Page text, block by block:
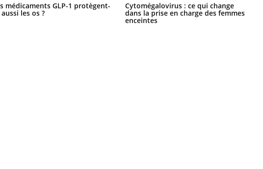
médicaments GLP-1 protègent-
les os ?
Cytomégalovirus : ce qui change
dans la prise en charge des femmes
enceintes